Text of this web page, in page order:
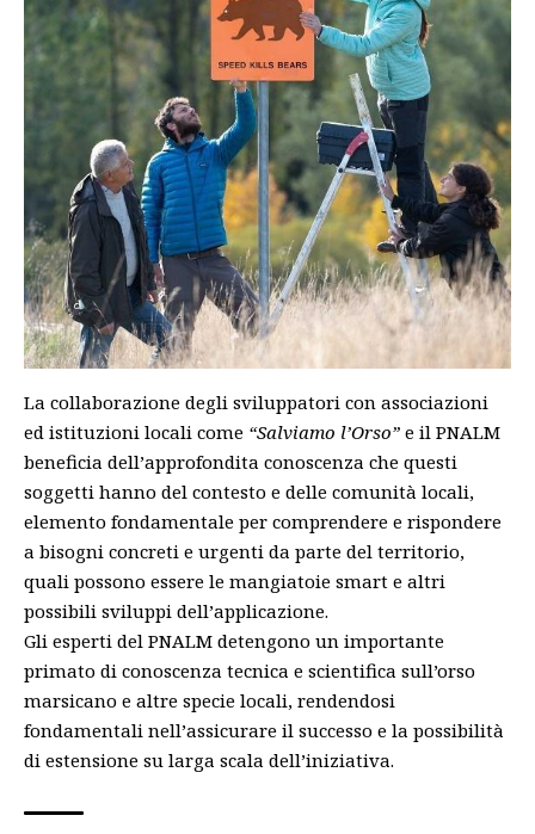
La collaborazione degli sviluppatori con associazioni
ed istituzioni locali come “Salviamo l’Orso” e il PNALM
beneficia dell’approfondita conoscenza che questi
soggetti hanno del contesto e delle comunità locali,
elemento fondamentale per comprendere e rispondere
a bisogni concreti e urgenti da parte del territorio,
quali possono essere le mangiatoie smart e altri
possibili sviluppi dell’applicazione.
Gli esperti del PNALM detengono un importante
primato di conoscenza tecnica e scientifica sull’orso
marsicano e altre specie locali, rendendosi
fondamentali nell’assicurare il successo e la possibilità
di estensione su larga scala dell’iniziativa.